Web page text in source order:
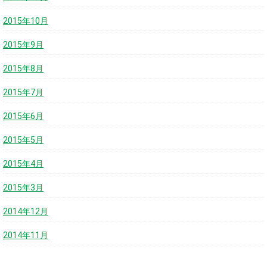
2015年10月
2015年9月
2015年8月
2015年7月
2015年6月
2015年5月
2015年4月
2015年3月
2014年12月
2014年11月